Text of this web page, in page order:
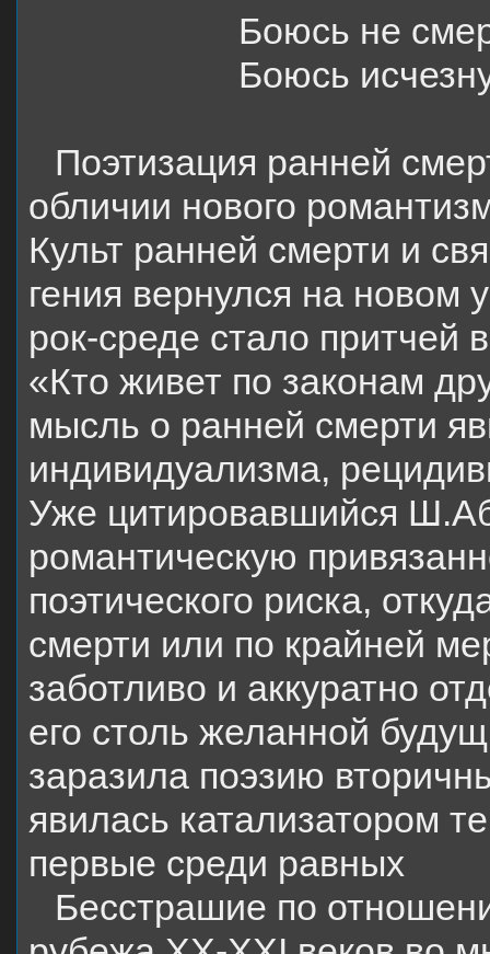
Боюсь не
Боюсь
Поэтизация ранней
обличии нового
Культ ранней смерти и
гения вернулся на новом
рок-среде стало притчей
«Кто живет по законам
мысль о ранней смерти
индивидуализма,
Уже цитировавшийся
романтическую
поэтического риска,
смерти или по крайней
заботливо и аккуратно
его столь желанной
заразила поэзию
явилась катализатором
первые среди равных
Бесстрашие по